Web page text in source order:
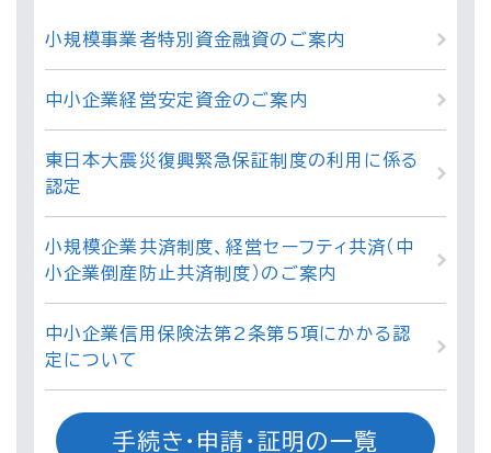
小規模事業者特別資金融資のご案内
中小企業経営安定資金のご案内
東日本大震災復興緊急保証制度の利用に係る
認定
小規模企業共済制度、経営セーフティ共済（中
小企業倒産防止共済制度）のご案内
中小企業信用保険法第2条第5項にかかる認
定について
手続き・申請・証明の一覧